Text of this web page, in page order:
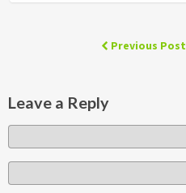
Previous Post
Leave a Reply